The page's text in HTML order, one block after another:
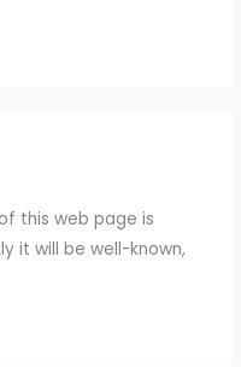
this web page is
it will be well-known,